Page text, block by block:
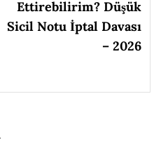
Ettirebilirim? Düşük
Sicil Notu İptal Davası
– 2026